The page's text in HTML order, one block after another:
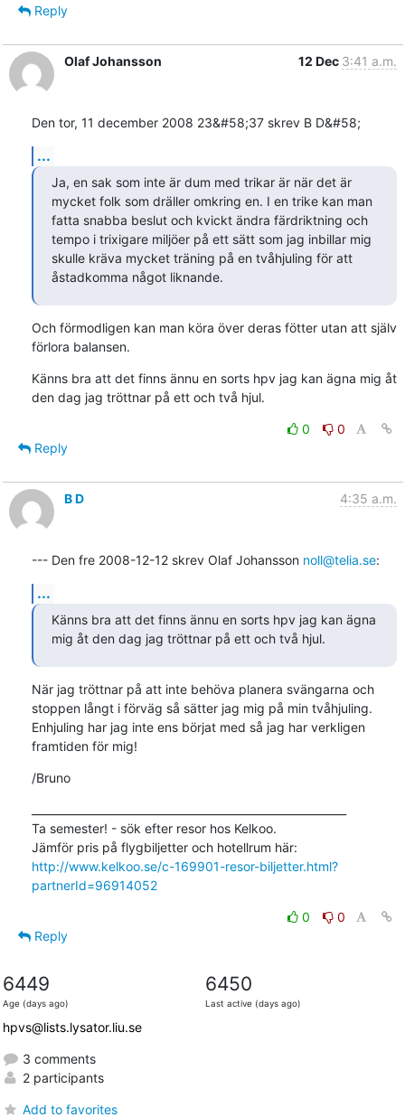
Reply
Olaf Johansson 12 Dec 3:41 a.m.
Den tor, 11 december 2008 23&#58;37 skrev B D&#58;
...
Ja, en sak som inte är dum med trikar är när det är
mycket folk som dräller omkring en. I en trike kan man
fatta snabba beslut och kvickt ändra färdriktning och
tempo i trixigare miljöer på ett sätt som jag inbillar mig
skulle kräva mycket träning på en tvåhjuling för att
åstadkomma något liknande.
Och förmodligen kan man köra över deras fötter utan att själv
förlora balansen.
Känns bra att det finns ännu en sorts hpv jag kan ägna mig åt
den dag jag tröttnar på ett och två hjul.
0
0
Reply
B D 4:35 a.m.
--- Den fre 2008-12-12 skrev Olaf Johansson noll@telia.se:
...
Känns bra att det finns ännu en sorts hpv jag kan ägna
mig åt den dag jag tröttnar på ett och två hjul.
När jag tröttnar på att inte behöva planera svängarna och
stoppen långt i förväg så sätter jag mig på min tvåhjuling.
Enhjuling har jag inte ens börjat med så jag har verkligen
framtiden för mig!
/Bruno
Ta semester! - sök efter resor hos Kelkoo.
http://www.kelkoo.se/c-169901-resor-biljetter.html?
partnerId=96914052
0
0
Reply
6449
Age (days ago)
6450
Last active (days ago)
hpvs@lists.lysator.liu.se
3 comments
2 participants
Add to favorites